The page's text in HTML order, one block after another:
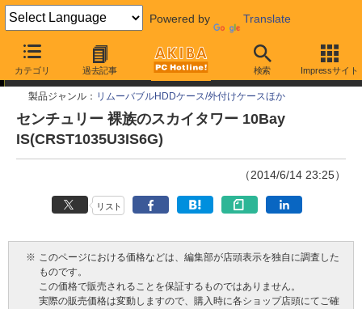
Powered by Translate
カテゴリ 過去記事 検索 Impressサイト
今週見つけた新製品
製品ジャンル： リムーバブルHDDケース/外付けケースほか
センチュリー 裸族のスカイタワー 10Bay
IS(CRST1035U3IS6G)
（2014/6/14 23:25）
リスト
※ このページにおける価格などは、編集部が店頭表示を独自に調査した
ものです。
この価格で販売されることを保証するものではありません。
実際の販売価格は変動しますので、購入時に各ショップ店頭にてご確